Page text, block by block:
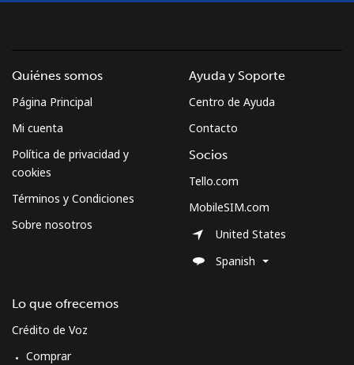
Quiénes somos
Página Principal
Mi cuenta
Política de privacidad y
cookies
Términos y Condiciones
Sobre nosotros
Lo que ofrecemos
Crédito de Voz
Comprar
Ayuda y Soporte
Centro de Ayuda
Contacto
Socios
Tello.com
MobileSIM.com
United States
Spanish